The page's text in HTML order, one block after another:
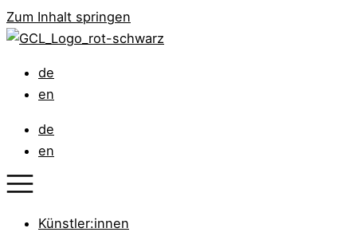
Zum Inhalt springen
de
en
de
en
Künstler:innen